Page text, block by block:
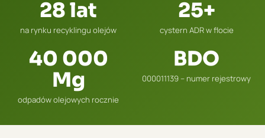
28 lat
na rynku recyklingu olejów
25+
cystern ADR w flocie
40 000
Mg
odpadów olejowych rocznie
BDO
000011139 – numer rejestrowy